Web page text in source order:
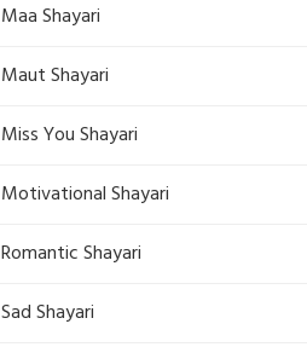
Maa Shayari
Maut Shayari
Miss You Shayari
Motivational Shayari
Romantic Shayari
Sad Shayari